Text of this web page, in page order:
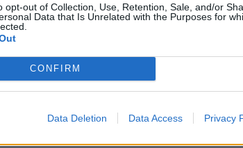
opt-out of Collection, Use, Retention, Sale, and/or
Data that Is Unrelated with the Purposes for
CONFIRM
Data Deletion Data Access Privacy
αριθμούς, με το ποσοστό φτώχειας
Αυξήθηκε από 14,4% το 2022 σε
το Εθνικό Ινστιτούτο
οικογένειες και τα παιδιά,